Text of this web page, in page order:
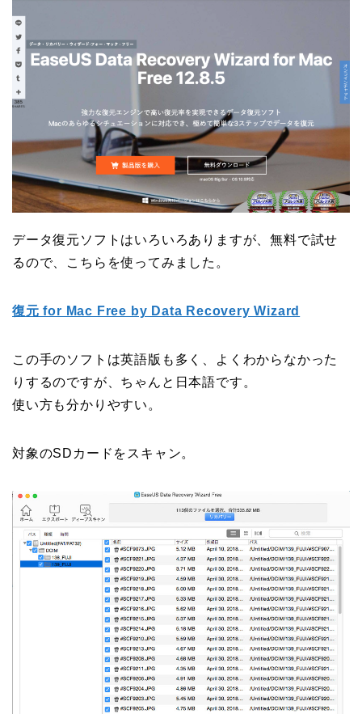
データ復元ソフトはいろいろありますが、無料で試せ
るので、こちらを使ってみました。
復元 for Mac Free by Data Recovery Wizard
この手のソフトは英語版も多く、よくわからなかった
りするのですが、ちゃんと日本語です。
使い方も分かりやすい。
対象のSDカードをスキャン。